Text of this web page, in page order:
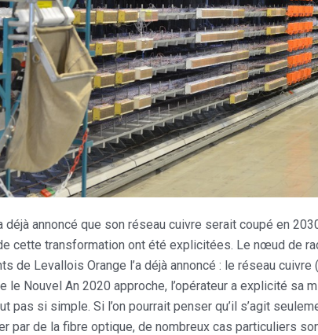
déjà annoncé que son réseau cuivre serait coupé en
cette transformation ont été explicitées. Le nœud de
de Levallois Orange l’a déjà annoncé : le réseau
le Nouvel An 2020 approche, l’opérateur a explicité sa
pas si simple. Si l’on pourrait penser qu’il s’agit
par de la fibre optique, de nombreux cas particuliers